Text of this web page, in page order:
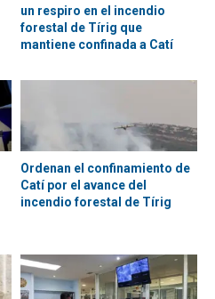
un respiro en el incendio
forestal de Tírig que
mantiene confinada a Catí
Ordenan el confinamiento de
Catí por el avance del
incendio forestal de Tírig